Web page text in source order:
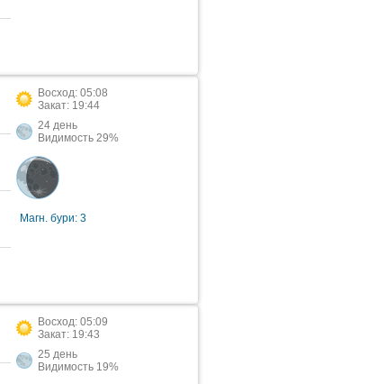
Восход: 05:08
Закат: 19:44
24 день
Видимость 29%
Магн. бури: 3
Восход: 05:09
Закат: 19:43
25 день
Видимость 19%